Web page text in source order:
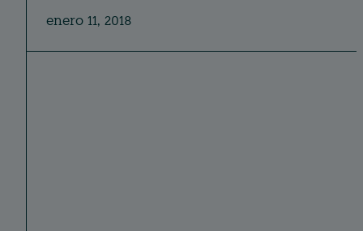
enero 11, 2018